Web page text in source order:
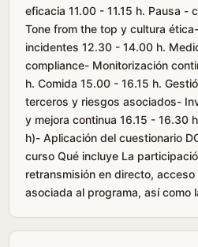
eficacia 11.00 - 11.15 h. Pausa -
Tone from the top y cultura
incidentes 12.30 - 14.00 h.
compliance- Monitorización
h. Comida 15.00 - 16.15 h.
terceros y riesgos asociados-
y mejora continua 16.15 - 16.30
h)- Aplicación del cuestionario
curso Qué incluye La
retransmisión en directo,
asociada al programa, así como